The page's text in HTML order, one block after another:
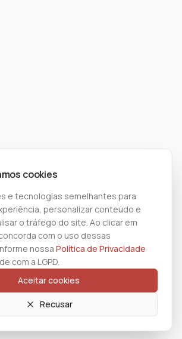
cookies
e tecnologias semelhantes para
personalizar conteúdo e
o tráfego do site. Ao clicar em
com o uso dessas
nossa Política de Privacidade
com a LGPD.
Recusar
Aceitar cookies